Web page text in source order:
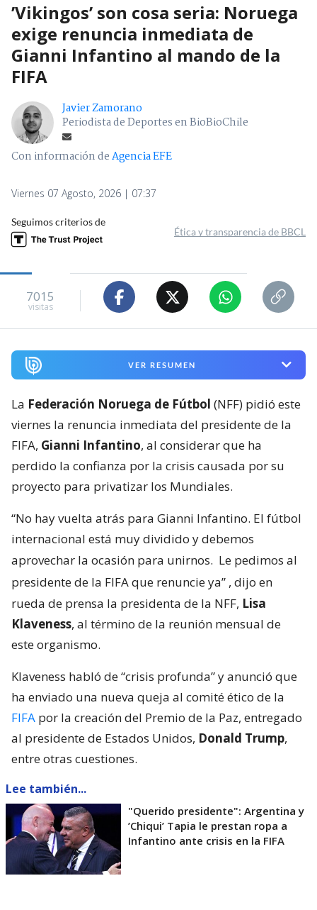
’Vikingos’ son cosa seria: Noruega
exige renuncia inmediata de
Gianni Infantino al mando de la
FIFA
Javier Zamorano
Periodista de Deportes en BioBioChile
Con información deAgencia EFE
Viernes 07 Agosto, 2026 | 07:37
Seguimos criterios de
Ética y transparencia de BBCL
7015
visitas
VER RESUMEN
La Federación Noruega de Fútbol (NFF) pidió este
viernes la renuncia inmediata del presidente de la
FIFA, Gianni Infantino, al considerar que ha
perdido la confianza por la crisis causada por su
proyecto para privatizar los Mundiales.
“No hay vuelta atrás para Gianni Infantino. El fútbol
internacional está muy dividido y debemos
aprovechar la ocasión para unirnos. Le pedimos al
presidente de la FIFA que renuncie ya” , dijo en
rueda de prensa la presidenta de la NFF, Lisa
Klaveness, al término de la reunión mensual de
este organismo.
Klaveness habló de “crisis profunda” y anunció que
ha enviado una nueva queja al comité ético de la
FIFA por la creación del Premio de la Paz, entregado
al presidente de Estados Unidos, Donald Trump,
entre otras cuestiones.
Lee también...
"Querido presidente": Argentina y
’Chiqui’ Tapia le prestan ropa a
Infantino ante crisis en la FIFA